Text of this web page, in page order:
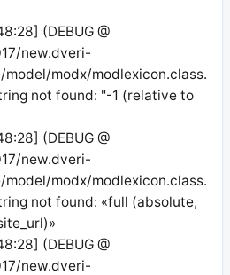
(DEBUG @
new.dveri-
modx/
not found: "-1 (relative to
(DEBUG @
new.dveri-
modx/
not found: «full (absolute,
(DEBUG @
new.dveri-